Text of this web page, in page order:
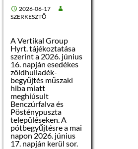
2026-06-17
SZERKESZTŐ
A Vertikal Group
Hyrt. tájékoztatása
szerint a 2026. június
16. napján esedékes
zöldhulladék-
begyűjtés műszaki
hiba miatt
meghiúsult
Benczúrfalva és
Pösténypuszta
településeken. A
pótbegyűjtésre a mai
napon 2026. június
17. napján kerül sor.